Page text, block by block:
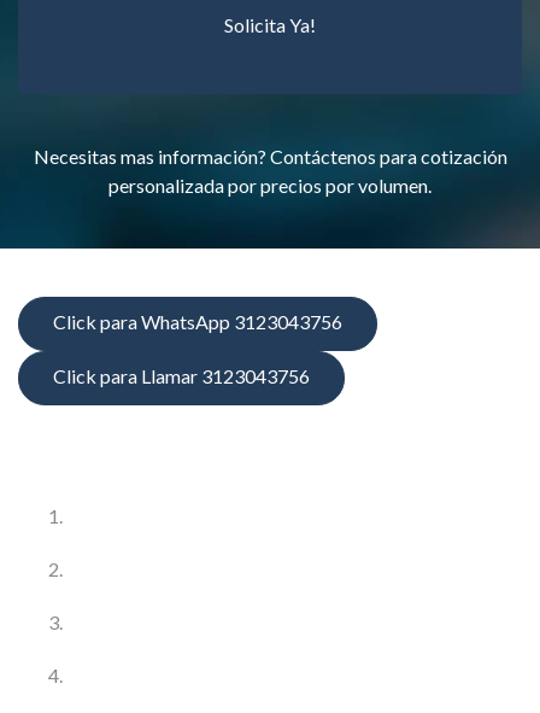
Solicita Ya!
Necesitas mas información? Contáctenos para cotización
personalizada por precios por volumen.
Click para WhatsApp 3123043756
Click para Llamar 3123043756